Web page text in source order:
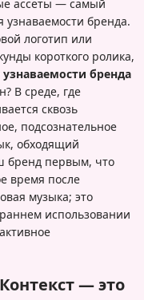
ассеты — самый
бренда.
логотип или
короткого ролика,
узнаваемости бренда
В среде, где
сквозь
подсознательное
обходящий
бренд первым, что
время после
музыка; это
использовании
— это